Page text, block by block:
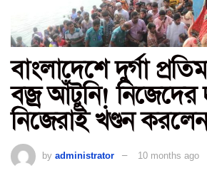
বাংলাদেশে দুর্গা
বজ্র আঁটুনি! নিজেদের
নিজেরাই খণ্ডন
by administrator 10 months ago